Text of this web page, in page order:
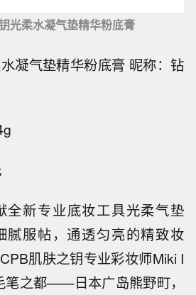
光柔水凝气垫精华粉底膏
凝气垫精华粉底膏 昵称：钻
全新专业底妆工具光柔气垫
腻服帖，通透匀亮的精致妆
肌肤之钥专业彩妆师Miki I
笔之都——日本广岛熊野町，